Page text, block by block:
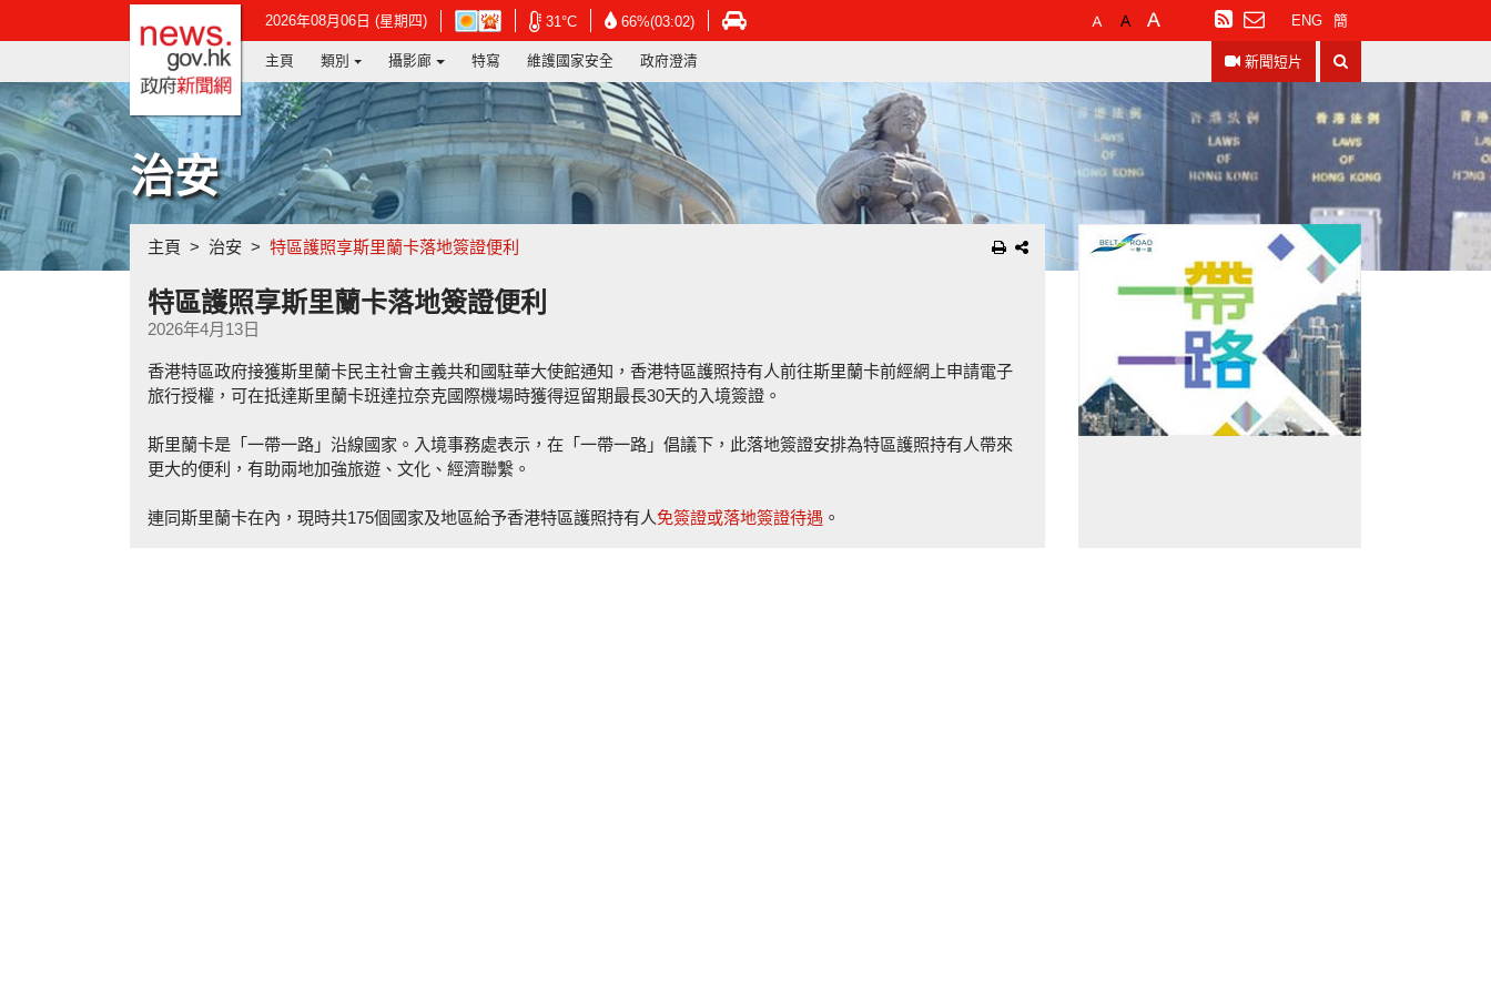
2026年08月06日 (星期四)
在
新
窗
開
啟
連
港
天
台
網
31°C在
新
視
窗
開
啟
連
結
-
港
66%(03:02)在
新
視
窗
結
-
香
港
在
新
窗
開
啟
連
-
預
設
體
大
小
較
大
字
體
最
大
字
體
訂
閱
RSS
ENG 簡
政府新聞網主頁
主頁 類別 攝影廊 特寫 維護國家安全 政府澄清 新聞短片
尋
治安
主頁 治安 特區護照享斯里蘭卡落地簽證便利
特區護照享斯里蘭卡落地簽證便利
2026年4月13日
香港特區政府接獲斯里蘭卡民主社會主義共和國駐華大使館通知，香港特區護照持有人前往斯里蘭卡前經網上申請電子
旅行授權，可在抵達斯里蘭卡班達拉奈克國際機場時獲得逗留期最長30天的入境簽證。
斯里蘭卡是「一帶一路」沿線國家。入境事務處表示，在「一帶一路」倡議下，此落地簽證安排為特區護照持有人帶來
更大的便利，有助兩地加強旅遊、文化、經濟聯繫。
連同斯里蘭卡在內，現時共175個國家及地區給予香港特區護照持有人免簽證或落地簽證待遇 。